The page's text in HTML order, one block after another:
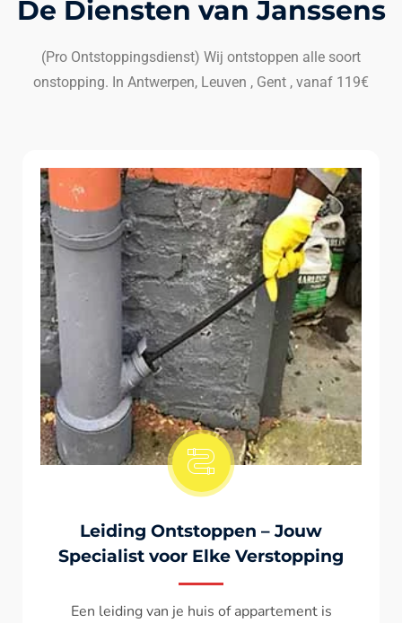
De Diensten van Janssens
(Pro Ontstoppingsdienst) Wij ontstoppen alle soort
onstopping. In Antwerpen, Leuven , Gent , vanaf 119€
Onstopping Van Wc-Tiolet
Wc spoelt niet meer door ? het water komt
terug ? ontstoppen wc , ontstopping wc , wc